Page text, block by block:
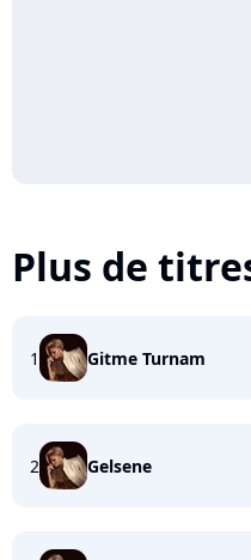
Plus de
1 Gitme Turnam
2 Gelsene